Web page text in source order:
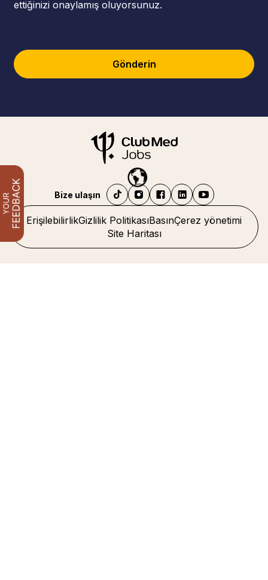
ettiğinizi onaylamış oluyorsunuz.
Gönderin
ErişilebilirlikGizlilik PolitikasıBasınÇerez yönetimi
Site Haritası
Bize ulaşın